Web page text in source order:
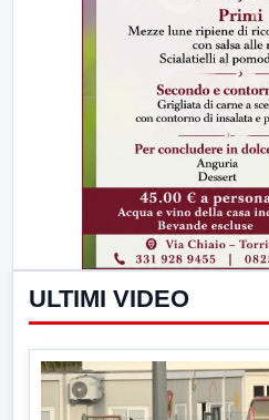
ULTIMI VIDEO